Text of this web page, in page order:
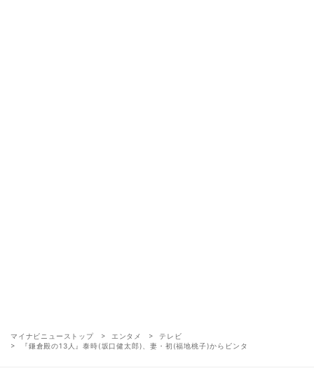
マイナビニューストップ エンタメ
テレビ
『鎌倉殿の13人』泰時(坂口健太郎)、妻・初(福地桃子)からビンタ